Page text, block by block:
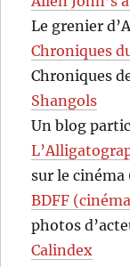
Le grenier
Chroniques
Chroniques
Shangols
Un blog
sur le
BDFF
photos
Calindex